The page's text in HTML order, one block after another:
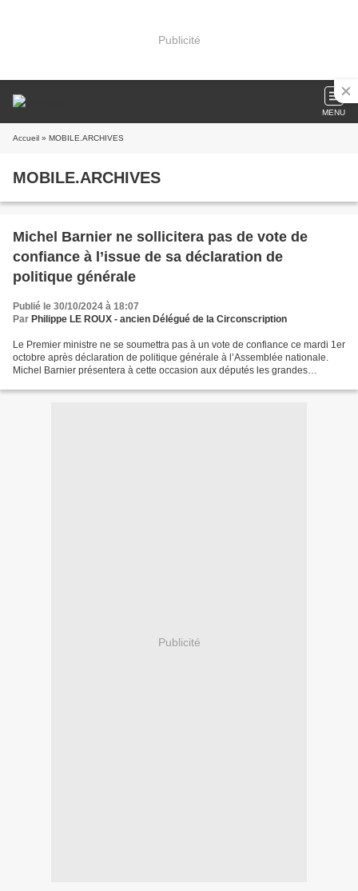
Publicité
MENU
Accueil » MOBILE.ARCHIVES
MOBILE.ARCHIVES
Michel Barnier ne sollicitera pas de vote de
confiance à l’issue de sa déclaration de
politique générale
Publié le 30/10/2024 à 18:07
Par Philippe LE ROUX - ancien Délégué de la Circonscription
Le Premier ministre ne se soumettra pas à un vote de confiance ce mardi 1er
octobre après déclaration de politique générale à l’Assemblée nationale.
Michel Barnier présentera à cette occasion aux députés les grandes
Publicité